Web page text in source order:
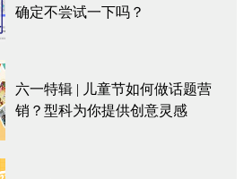
确定不尝试一下吗？
六一特辑 | 儿童节如何做话题营
销？型科为你提供创意灵感